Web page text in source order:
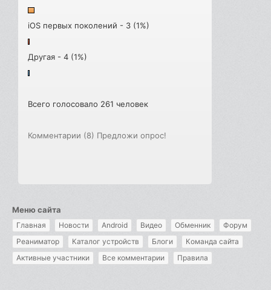
iOS первых поколений - 3 (1%)
Другая - 4 (1%)
Всего голосовало 261 человек
Комментарии (8) Предложи опрос!
Меню сайта
Главная Новости Android Видео Обменник
Форум
Реаниматор
Каталог устройств Блоги
Команда сайта
Активные участники
Все комментарии Правила